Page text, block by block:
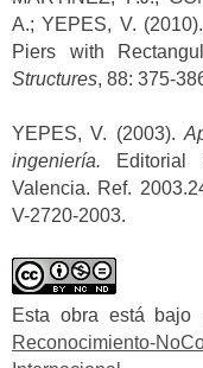
A.; YEPES, V.
Piers with
Structures, 88: 375-
YEPES, V. (2003).
ingeniería. Editorial
Valencia. Ref.
V-2720-2003.
Esta obra está bajo
Reconocimiento-